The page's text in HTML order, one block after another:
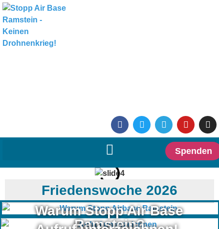
Spenden
Friedenswoche 2026
Warum Stopp Air Base
Ramstein?